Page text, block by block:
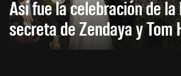
Así fue la celebración de la
secreta de Zendaya y Tom